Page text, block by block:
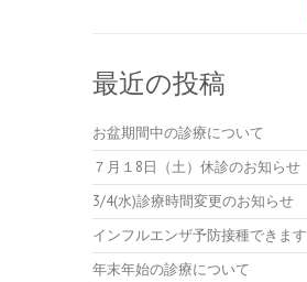
最近の投稿
お盆期間中の診療について
７月１8日（土）休診のお知らせ
3/4(水)診療時間変更のお知らせ
インフルエンザ予防接種できます
年末年始の診療について